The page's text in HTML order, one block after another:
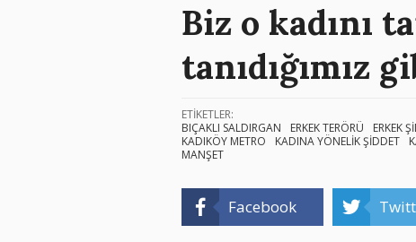
Biz o kadını
tanıdığımız
ETİKETLER:
BIÇAKLI SALDIRGAN
ERKEK TERÖRÜ
ERKEK
KADIKÖY METRO
KADINA YÖNELİK ŞİDDET
MANŞET
Facebook